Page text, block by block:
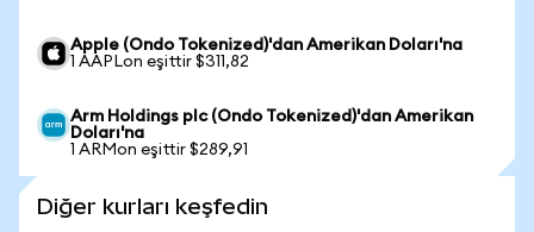
Apple (Ondo Tokenized)'dan Amerikan Doları'na
1 AAPLon eşittir $311,82
Arm Holdings plc (Ondo Tokenized)'dan Amerikan
Doları'na
1 ARMon eşittir $289,91
Diğer kurları keşfedin